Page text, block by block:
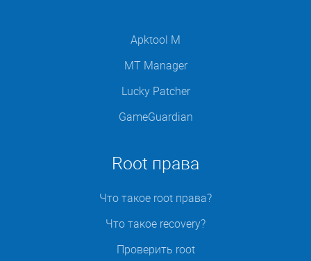
Apktool M
MT Manager
Lucky Patcher
GameGuardian
Root права
Что такое root права?
Что такое recovery?
Проверить root